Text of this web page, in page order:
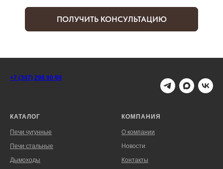
ПОЛУЧИТЬ КОНСУЛЬТАЦИЮ
+7 (347) 298 90 98
КАТАЛОГ
Печи чугунные
Печи стальные
Дымоходы
КОМПАНИЯ
О компании
Новости
Контакты